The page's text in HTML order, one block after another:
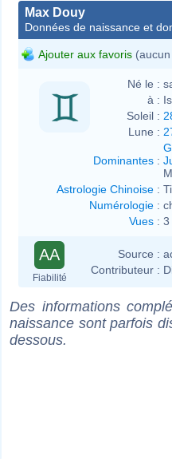
Max Douy
Données de naissance et
Ajouter aux favoris
Né le :
à :
Soleil :
Lune :
Dominantes :
Astrologie Chinoise :
Numérologie :
Vues : 3
AA
Fiabilité
Source :
Contributeur :
Des informations
naissance sont parfois
dessous.